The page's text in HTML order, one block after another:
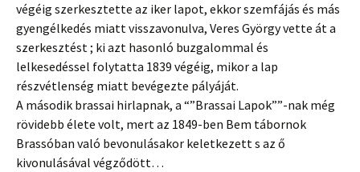
végéig szerkesztette az iker lapot, ekkor szemfájás és más
gyengélkedés miatt visszavonulva, Veres György vette át a
szerkesztést ; ki azt hasonló buzgalommal és
lelkesedéssel folytatta 1839 végéig, mikor a lap
részvétlenség miatt bevégezte pályáját.
A második brassai hirlapnak, a “”Brassai Lapok””-nak még
rövidebb élete volt, mert az 1849-ben Bem tábornok
Brassóban való bevonulásakor keletkezett s az ő
kivonulásával végződött…